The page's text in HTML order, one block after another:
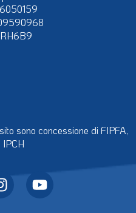
sono concessione di FIPFA,
IPCH